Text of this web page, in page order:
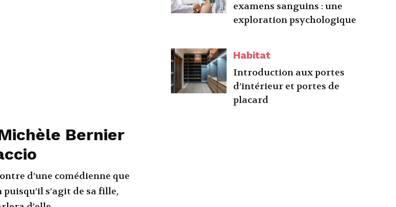
Bernier
d’une comédienne que
s’agit de sa fille,
examens sanguins : une
exploration psychologique
Habitat
Introduction aux portes
d’intérieur et portes de
placard